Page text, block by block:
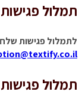
תמלול פגישות
לתמלול פגישות
תמלול פגישות